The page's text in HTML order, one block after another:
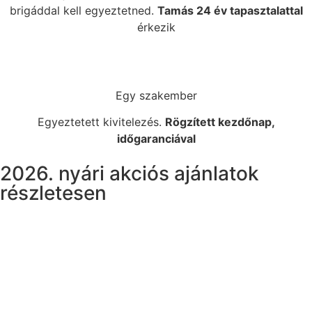
brigáddal kell egyeztetned. Tamás 24 év tapasztalattal
érkezik
Egy szakember
Egyeztetett kivitelezés. Rögzített kezdőnap,
időgaranciával
2026. nyári akciós ajánlatok
részletesen